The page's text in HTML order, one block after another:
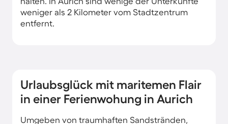
weniger als 2 Kilometer vom Stadtzentrum
entfernt.
Urlaubsglück mit maritemen Flair
in einer Ferienwohung in Aurich
Umgeben von traumhaften Sandstränden,